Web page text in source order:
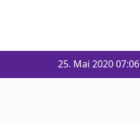
25. Mai 2020 07:06